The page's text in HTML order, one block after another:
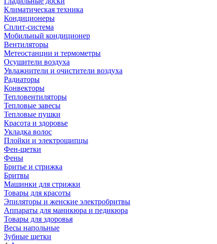
Климатическая техника
Кондиционеры
Сплит-система
Мобильный кондиционер
Вентиляторы
Метеостанции и термометры
Осушители воздуха
Увлажнители и очистители воздуха
Радиаторы
Конвекторы
Тепловентиляторы
Тепловые завесы
Тепловые пушки
Красота и здоровье
Укладка волос
Плойки и электрощипцы
Фен-щетки
Фены
Бритье и стрижка
Бритвы
Машинки для стрижки
Товары для красоты
Эпиляторы и женские электробритвы
Аппараты для маникюра и педикюра
Товары для здоровья
Весы напольные
Зубные щетки